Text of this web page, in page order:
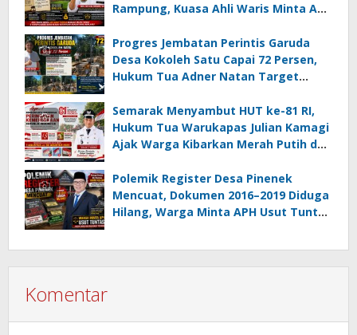
Rampung, Kuasa Ahli Waris Minta APH
Korupsi Dandes
Progres Jembatan Perintis Garuda
Desa Kokoleh Satu Capai 72 Persen,
Hukum Tua Adner Natan Target
Semarak Menyambut HUT ke-81 RI,
Hukum Tua Warukapas Julian Kamagi
Ajak Warga Kibarkan Merah Putih dan
Polemik Register Desa Pinenek
Mencuat, Dokumen 2016–2019 Diduga
Hilang, Warga Minta APH Usut Tuntas
Komentar